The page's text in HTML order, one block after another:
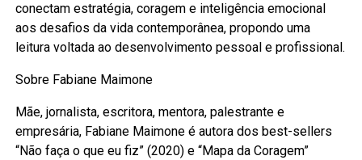
conectam estratégia, coragem e inteligência emocional
aos desafios da vida contemporânea, propondo uma
leitura voltada ao desenvolvimento pessoal e profissional.
Sobre Fabiane Maimone
Mãe, jornalista, escritora, mentora, palestrante e
empresária, Fabiane Maimone é autora dos best-sellers
“Não faça o que eu fiz” (2020) e “Mapa da Coragem”